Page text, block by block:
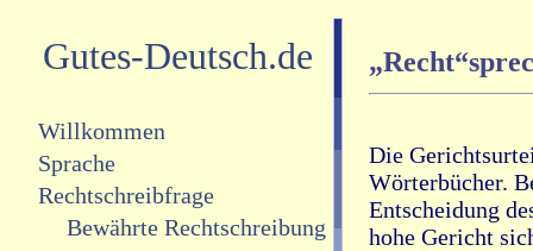
Gutes-Deutsch.de
Willkommen
Sprache
Rechtschreibfrage
Bewährte Rechtschreibung
Die
Wörterbücher.
Entscheidung
hohe Gericht